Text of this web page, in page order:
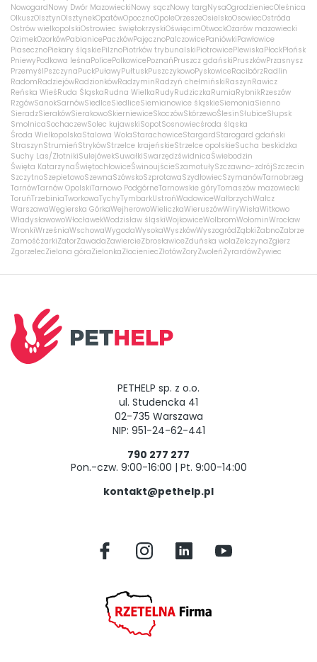
NowogardNowy Dwór MazowieckiNowy sączNowy targNysaOgrodzieniecOleśnica
OlkuszOlsztynOlsztynekOpatówOpocznoOpoleOrzeszeOsielskoOsowiecOstróda
Ostrów wielkopolskiOstrowiec świętokrzyskiOświęcimOtwockOżarów mazowiecki
OzimekOzorkówPabianicePaczkówPajęcznoPalczowicePaniówkiPawłowice
PiasecznoPiekary śląskiePilznoPiotrków trybunalskiPiotrowicePlewiskaPłockPłońsk
PniewyPodkowa leśnaPolicePolkowicePoznańPruszcz gdańskiPruszkówPrzasnysz
PrzemyślPszczynaPuckPuławyPułtuskPuszczykowoPyskowiceRacibórzRadlin
RadomRadziejówRadzionkówRadzyminRadzyń chełmińskiRaszynRawicz
Reńska WieśRuda ŚląskaRudna WielkaRudyRudziczkaRumiaRybnikRzeszów
RzgówSanokSarnówSiedlceSiedliceSiemianowice śląskieSiemoniaSienno
SieradzSierakówSierakowoSkierniewiceSkoczówSkórzewoŚlesinSłubiceSłupsk
SmolnicaSochaczewSolec kujawskiSopotSosnowiecśroda śląska
Środa WielkopolskaStalowa WolaStarachowiceStargardStarogard gdański
StraszynStrumieńStrykówStrzelce krajeńskieStrzelce opolskieSucha beskidzka
Suchy Las/ZłotnikiSulejówekSuwałkiSwarzędzświdnicaŚwiebodzin
Święta KatarzynaŚwiętochłowiceŚwinoujścieSzamotułySzczawno-zdrójSzczecin
SzczytnoSzepietowoSzewnaSzówskoSzprotawaSzydłowiecSzymanówTarnobrzeg
TarnówTarnów OpolskiTarnowo PodgórneTarnowskie góryTomaszów mazowiecki
ToruńTrzebiniaTworkowaTychyTymbarkUstrońWadowiceWałbrzychWałcz
WarszawaWęgierska GórkaWejherowoWieliczkaWieruszówWiryWisłaWitkowo
WładysławowoWłocławekWodzisław śląskiWojkowiceWolbromWołominWrocław
WronkiWrześniaWschowaWygodaWysokaWyszkówWyszogródZąbkiŻabnoZabrze
ZamośćżarkiZatorZawadaZawiercieZbrosławiceZduńska wolaZelczynaZgierz
ZgorzelecZielona góraZielonkaZłocieniecZłotówŻoryZwoleńŻyrardówŻywiec
PETHELP sp. z o.o.
ul. Studencka 41
02-735 Warszawa
NIP: 951-24-62-441
790 277 277
Pon.-czw. 9:00-16:00 | Pt. 9:00-14:00
kontakt@pethelp.pl